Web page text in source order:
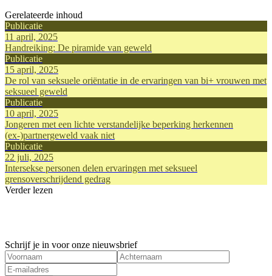
Gerelateerde inhoud
Publicatie
11 april, 2025
Handreiking: De piramide van geweld
Publicatie
15 april, 2025
De rol van seksuele oriëntatie in de ervaringen van bi+ vrouwen met
seksueel geweld
Publicatie
10 april, 2025
Jongeren met een lichte verstandelijke beperking herkennen
(ex-)partnergeweld vaak niet
Publicatie
22 juli, 2025
Intersekse personen delen ervaringen met seksueel
grensoverschrijdend gedrag
Verder lezen
Schrijf je in voor onze nieuwsbrief